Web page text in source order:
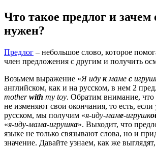
Что такое предлог и зачем
нужен?
Предлог – небольшое слово, которое
член предложения с другим и получить
Возьмем выражение «Я иду кмаме с
английском, как и на русском, в нем 2
motherwith my toy. Обратим внимание, что
не изменяют свои окончания, то есть, если
русском, мы получим «я-иду-маме-игрушк
«я-иду-мама-игрушка». Выходит, что
языке не только связывают слова, но и
значение. Давайте узнаем, как же